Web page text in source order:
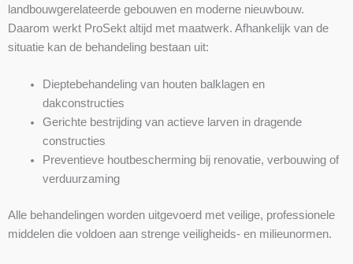
landbouwgerelateerde gebouwen en moderne nieuwbouw.
Daarom werkt ProSekt altijd met maatwerk. Afhankelijk van de
situatie kan de behandeling bestaan uit:
Dieptebehandeling van houten balklagen en
dakconstructies
Gerichte bestrijding van actieve larven in dragende
constructies
Preventieve houtbescherming bij renovatie, verbouwing of
verduurzaming
Alle behandelingen worden uitgevoerd met veilige, professionele
middelen die voldoen aan strenge veiligheids- en milieunormen.